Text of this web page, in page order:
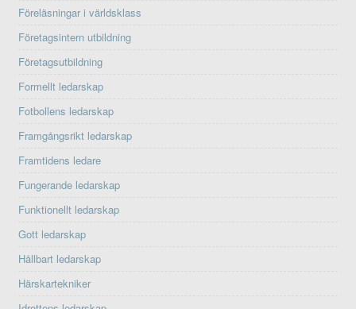
Föreläsningar i världsklass
Företagsintern utbildning
Företagsutbildning
Formellt ledarskap
Fotbollens ledarskap
Framgångsrikt ledarskap
Framtidens ledare
Fungerande ledarskap
Funktionellt ledarskap
Gott ledarskap
Hållbart ledarskap
Härskartekniker